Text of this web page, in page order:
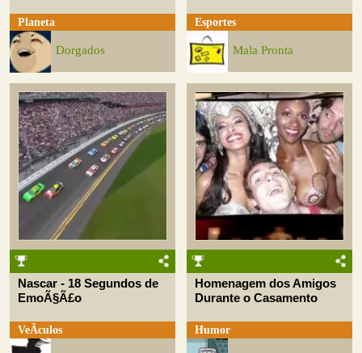
Planeta
Dorgados
Esportes
Mala Pronta
Nascar - 18 Segundos de
EmoÃ§Ã£o
VeÃ­culos
Homenagem dos Amigos
Durante o Casamento
Humor